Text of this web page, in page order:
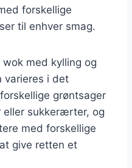
forskellige
til enhver smag.
med kylling og
varieres i det
grøntsager
eller sukkerærter, og
med forskellige
give retten et